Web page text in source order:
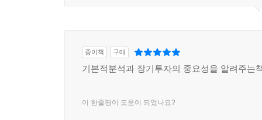
여기서 중요한 것은 떠도는 소문이나 정보를 애
열려 있다. 기업의 과거 이력이나 아이템, 해당
종이책 구매
기본적분석과 장기투자의 중요성을 알려주는
이 한줄평이 도움이 되었나요?